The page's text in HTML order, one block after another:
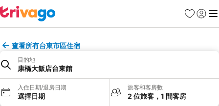
我的最愛
登入 選
查看所有台東市區住宿
目的地
康橋大飯店台東館
入住日期/退房日期
選擇日期
旅客和客房數
2 位旅客，1 間客房